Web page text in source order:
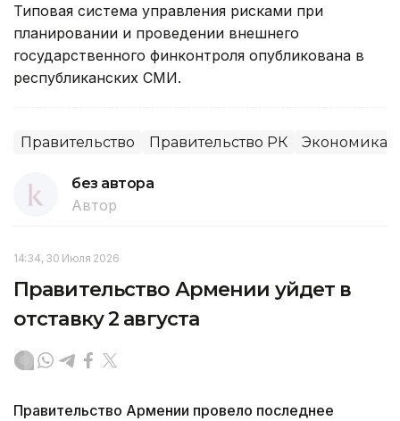
Типовая система управления рисками при
планировании и проведении внешнего
государственного финконтроля опубликована в
республиканских СМИ.
Правительство Правительство РК Экономика
без автора
Автор
14:34, 30 Июля 2026
Правительство Армении уйдет в
отставку 2 августа
Правительство Армении провело последнее